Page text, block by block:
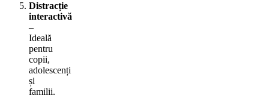
Distracție
interactivă
–
Ideală
pentru
copii,
adolescenți
și
familii.